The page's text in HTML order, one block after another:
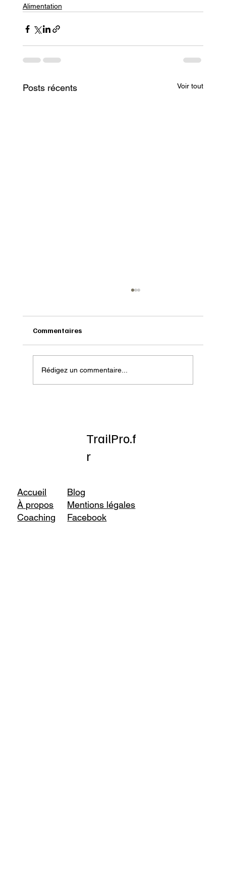
Alimentation
Posts récents Voir tout
Commentaires
Rédigez un commentaire...
TrailPro.f
r
Accueil
À propos
Coaching
Blog
Mentions légales
Facebook